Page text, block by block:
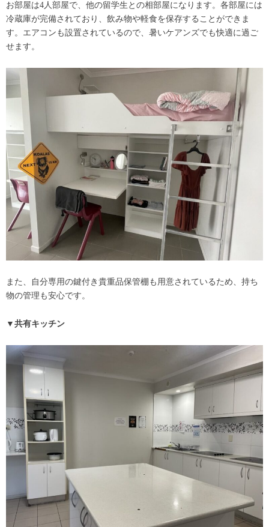
お部屋は4人部屋で、他の留学生との相部屋になります。各部屋には
冷蔵庫が完備されており、飲み物や軽食を保存することができま
す。エアコンも設置されているので、暑いケアンズでも快適に過ご
せます。
また、自分専用の鍵付き貴重品保管棚も用意されているため、持ち
物の管理も安心です。
▼共有キッチン